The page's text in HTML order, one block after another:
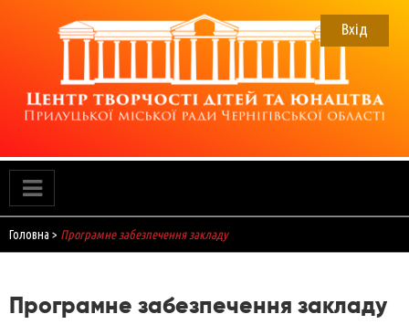
Вхід
Головна > Програмне забезпечення закладу
Програмне забезпечення закладу